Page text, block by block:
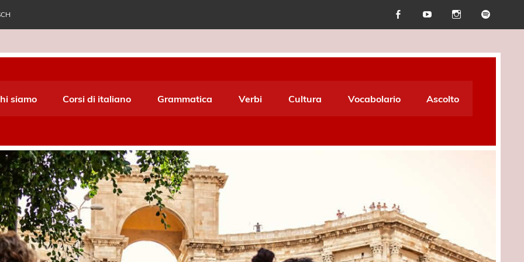
World Italiano
siamo Corsi di italiano Grammatica Verbi Cultura Vocabolario Ascolto